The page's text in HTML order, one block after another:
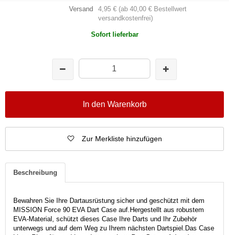
Versand
4,95 € (ab 40,00 € Bestellwert
versandkostenfrei)
Sofort lieferbar
In den Warenkorb
Zur Merkliste hinzufügen
Beschreibung
Bewahren Sie Ihre Dartausrüstung sicher und geschützt mit dem
MISSION Force 90 EVA Dart Case auf. Hergestellt aus robustem
EVA-Material, schützt dieses Case Ihre Darts und Ihr Zubehör
unterwegs und auf dem Weg zu Ihrem nächsten Dartspiel. Das Case